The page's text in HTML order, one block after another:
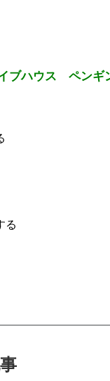
ブハウス ペンギ
る